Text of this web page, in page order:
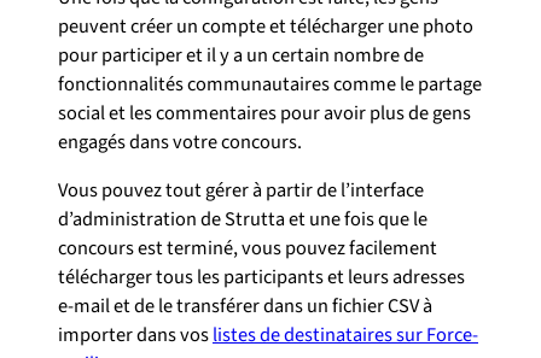
peuvent créer un compte et télécharger une photo
pour participer et il y a un certain nombre de
fonctionnalités communautaires comme le partage
social et les commentaires pour avoir plus de gens
engagés dans votre concours.
Vous pouvez tout gérer à partir de l’interface
d’administration de Strutta et une fois que le
concours est terminé, vous pouvez facilement
télécharger tous les participants et leurs adresses
e-mail et de le transférer dans un fichier CSV à
importer dans voslistes de destinataires sur Force-